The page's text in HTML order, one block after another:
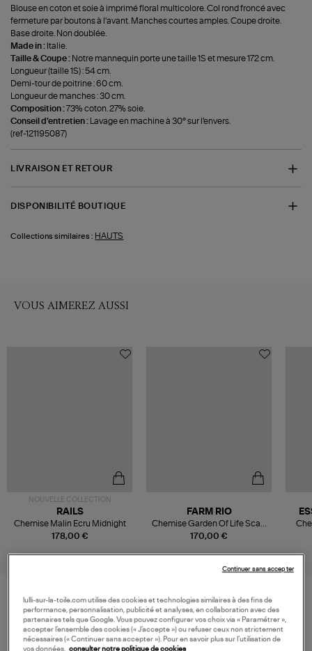
Blouse en coton et soie à imprimé floral multicolore. Col rond froncé avec
fermeture par boutons à l'avant. Manches courtes amples. Coupe droite.
Base droite. Non doublée.
Made in : Italie.
Taille & Coupe : Notre mannequin porte une taille 1S et mesure 172 cm.
Longueur (taille 1S) : 54 cm.
Demi-tour de poitrine : 60 cm.
Longueur de manches : 30 cm.
Composition : 73% coton. 27% soie.
Conseil d'entretien : Lavage en machine à 30° sur l'envers.
(ref-121195087)
LIVRAISON ET RETOUR
DISPONIBILITÉ BOUTIQUE
Collections similaires : HAUTS
VOUS AIMEREZ AUSSI
NOUVELLE COLLECTION
178,00 €
RAILS
Chemise Malin Ecru Midnight
170,00 €
FARM RIO
Chemise Garden Of Life Scarf
Multicolor
VOS DERNIERS PRODUITS VUS
lulli-sur-la-toile.com utilise des cookies et technologies similaires à des fins de
performance, personnalisation, publicité et analyses, en collaboration avec des
partenaires tels que Google. Vous pouvez configurer vos choix via « Paramétrer »,
accepter l’ensemble des cookies (« J’accepte ») ou refuser ceux non strictement
nécessaires (« Continuer sans accepter »). Pour en savoir plus sur l’utilisation de
vos données,
consulter notre politique de cookies
Continuer sans accepter